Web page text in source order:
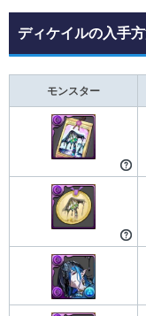
ディケイルの入手
モンスター